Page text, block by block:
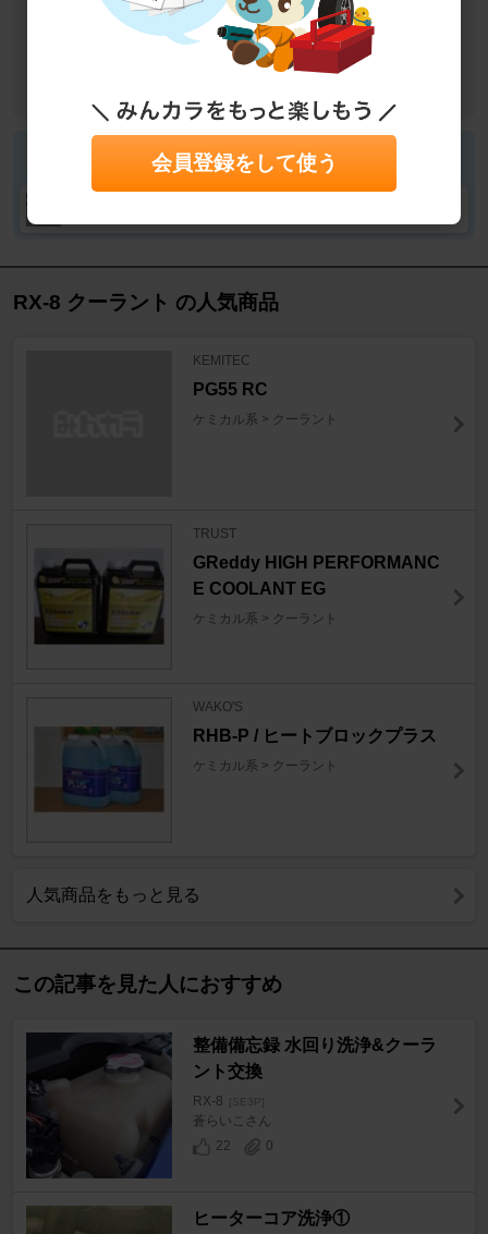
エンジン廻り 冷却系
冷却水交換
修理・故障・メンテナンス
RX-8 クーラント の人気商品
KEMITEC
PG55 RC
ケミカル系 > クーラント
TRUST
GReddy HIGH PERFORMANC
E COOLANT EG
ケミカル系 > クーラント
WAKO'S
RHB-P / ヒートブロックプラス
ケミカル系 > クーラント
人気商品をもっと見る
この記事を見た人におすすめ
整備備忘録 水回り洗浄&クーラ
ント交換
RX-8 [SE3P]
蒼らいこさん
22
0
ヒーターコア洗浄①
会員登録をして使う